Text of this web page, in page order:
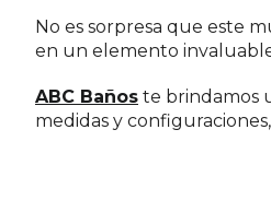
No es sorpresa que este
en un elemento
ABC Baños te brindamos
medidas y